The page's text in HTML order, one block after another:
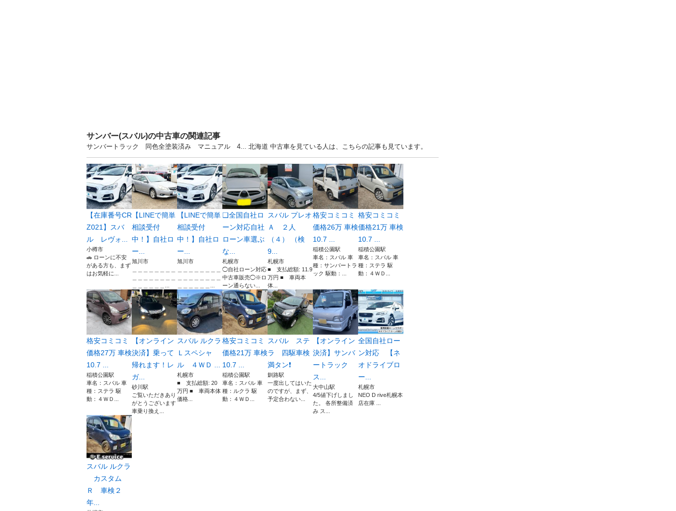
サンバー(スバル)の中古車の関連記事
サンバートラック 同色全塗装済み マニュアル 4... 北海道 中古車を見ている人は、こちらの記事も見ています。
【在庫番号CR
Z021】スバ
ル レヴォ...
小樽市
🚗 ローンに不安
がある方も、まず
はお気軽に...
【LINEで簡単
相談受付
中！】自社ロ
ー...
旭川市
【LINEで簡単
相談受付
中！】自社ロ
ー...
旭川市
❑全国自社ロ
ーン対応自社
ローン車選ぶ
な...
札幌市
◯自社ローン対応
中古車販売◯※ロ
ーン通らない...
スバル プレオ
Ａ ２人
（４） （検
9...
札幌市
■ 支払総額: 11.9
万円 ■ 車両本
体...
格安コミコミ
価格26万 車検
10.7 ...
稲積公園駅
車名：スバル 車
種：サンバートラ
ック 駆動：...
格安コミコミ
価格21万 車検
10.7 ...
稲積公園駅
車名：スバル 車
種：ステラ 駆
動：４ＷＤ...
格安コミコミ
価格27万 車検
10.7 ...
稲積公園駅
車名：スバル 車
種：ステラ 駆
動：４ＷＤ...
【オンライン
決済】乗って
帰れます！レ
ガ...
砂川駅
ご覧いただきあり
がとうございます
車乗り換え...
スバル ルクラ
Ｌスペシャ
ル ４ＷＤ ...
札幌市
■ 支払総額: 20
万円 ■ 車両本体
価格...
格安コミコミ
価格21万 車検
10.7 ...
稲積公園駅
車名：スバル 車
種：ルクラ 駆
動：４ＷＤ...
スバル ステ
ラ 四駆車検
満タン❗️
釧路駅
一度出してはいた
のですが、まず、
予定合わない...
【オンライン
決済】サンバ
ートラック
ス...
大中山駅
4/5値下げしまし
た。 各所整備済
み ス...
全国自社ロー
ン対応 【ネ
オドライブロ
ー...
札幌市
NEO D rive札幌本
店在庫 ...
スバル ルクラ
カスタム
Ｒ 車検２
年...